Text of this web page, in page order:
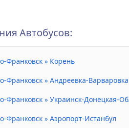
Автобусов:
Франковск » Корень
Франковск » Андреевка-Варваровка
Франковск » Украинск-Донецкая-
Франковск » Аэропорт-Истанбул